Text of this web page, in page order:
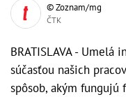
© Zoznam/mg
ČTK
BRATISLAVA - Umelá
súčasťou našich
spôsob, akým fungujú